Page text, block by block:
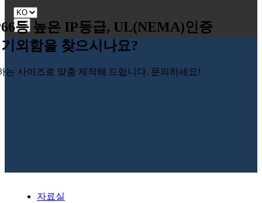
☰
등 높은 IP등급, UL(NEMA)인증
외함을 찾으시나요?
는 사이즈로 맞춤 제작해 드립니다. 문의하세요!
자료실